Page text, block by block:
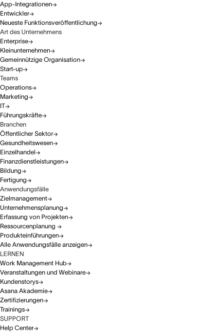
App-Integrationen
Entwickler
Neueste Funktionsveröffentlichung
Art des Unternehmens
Enterprise
Kleinunternehmen
Gemeinnützige Organisation
Start-up
Teams
Operations
Marketing
IT
Führungskräfte
Branchen
Öffentlicher Sektor
Gesundheitswesen
Einzelhandel
Finanzdienstleistungen
Bildung
Fertigung
Anwendungsfälle
Zielmanagement
Unternehmensplanung
Erfassung von Projekten
Ressourcenplanung
Produkteinführungen
Alle Anwendungsfälle anzeigen
LERNEN
Work Management Hub
Veranstaltungen und Webinare
Kundenstorys
Asana Akademie
Zertifizierungen
Trainings
SUPPORT
Help Center